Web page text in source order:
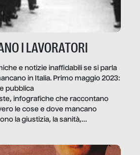
I LAVORATORI
e notizie inaffidabili se si parla
in Italia. Primo maggio 2023:
pubblica
infografiche che raccontano
le cose e dove mancano
la giustizia, la sanità,